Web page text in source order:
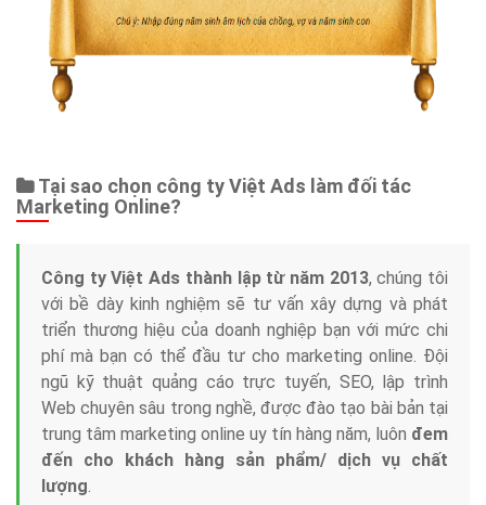
Tại sao chọn công ty Việt Ads làm đối tác
Marketing Online?
Công ty Việt Ads thành lập từ năm 2013, chúng tôi
với bề dày kinh nghiệm sẽ tư vấn xây dựng và phát
triển thương hiệu của doanh nghiệp bạn với mức chi
phí mà bạn có thể đầu tư cho marketing online. Đội
ngũ kỹ thuật quảng cáo trực tuyến, SEO, lập trình
Web chuyên sâu trong nghề, được đào tạo bài bản tại
trung tâm marketing online uy tín hàng năm, luôn đem
đến cho khách hàng sản phẩm/ dịch vụ chất
lượng.